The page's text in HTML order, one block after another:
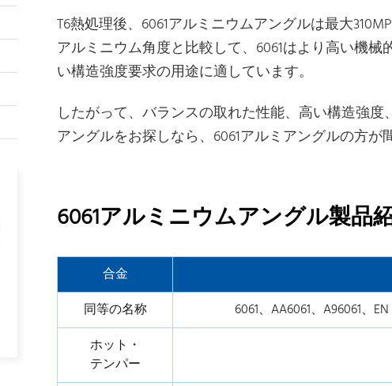
T6熱処理後、6061アルミニウムアングルは最大
アルミニウム角度と比較して、6061はより高い機
い構造強度要求の用途に適しています。
したがって、バランスの取れた性能、高い構造強
アングルをお探しなら、6061アルミアングルの方が
6061アルミニウムアングル製品
合金
同等の名称
6061、AA6061、A96061、
ホット・
テンパー